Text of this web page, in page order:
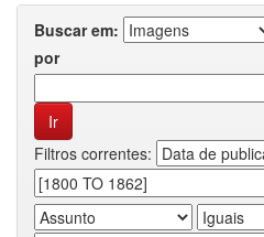
Buscar em:
por
Filtros correntes: